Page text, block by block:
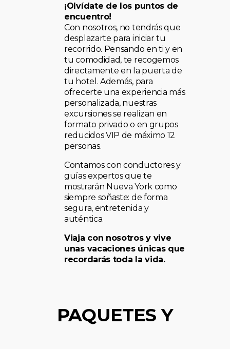
¡Olvídate de los puntos de
encuentro!
Con nosotros, no tendrás que
desplazarte para iniciar tu
recorrido. Pensando en ti y en
tu comodidad, te recogemos
directamente en la puerta de
tu hotel. Además, para
ofrecerte una experiencia más
personalizada, nuestras
excursiones se realizan en
formato privado o en grupos
reducidos VIP de máximo 12
personas.
Contamos con conductores y
guías expertos que te
mostrarán Nueva York como
siempre soñaste: de forma
segura, entretenida y
auténtica.
Viaja con nosotros y vive
unas vacaciones únicas que
recordarás toda la vida.
PAQUETES Y